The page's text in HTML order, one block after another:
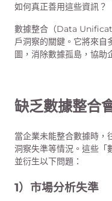
如何真正善用這些資訊？
數據整合（Data
戶洞察的關鍵。它將來自
圖，消除數據孤島，協助
缺乏數據整合
當企業未能整合數據時，
洞察失準等情況。這些「
並衍生以下問題：
1） 市場分析失準